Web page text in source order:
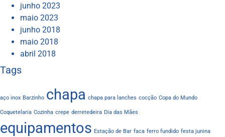
junho 2023
maio 2023
junho 2018
maio 2018
abril 2018
Tags
aço inox Barzinho chapa chapa para lanches cocção Copa do Mundo
Coquetelaria Cozinha crepe derretedeira Dia das Mães
equipamentos Estação de Bar faca ferro fundido festa junina